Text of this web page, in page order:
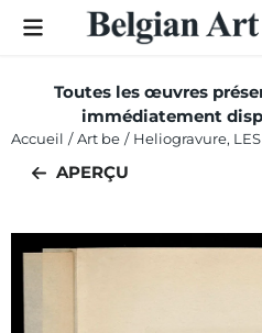
Les préférences de cookies
Toutes les œuvres
immédiatement
Accueil / Art be / Heliogravure, LES
APERÇU